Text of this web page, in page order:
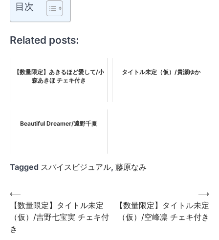
目次
Related posts:
【数量限定】あきるほど愛して/小
森あきほ チェキ付き
タイトル未定（仮）/貴瀬ゆか
Beautiful Dreamer/遠野千夏
Tagged スパイスビジュアル, 藤原なみ
投
稿
ナ
⟵
【数量限定】タイトル未定
（仮）/吉野七宝実 チェキ付
き
【数量限定】タイトル未定
（仮）/空峰凛 チェキ付き
⟶